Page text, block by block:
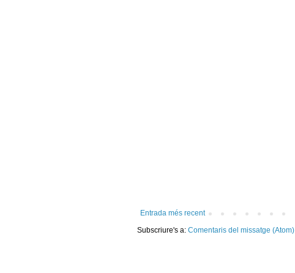
Entrada més recent
Subscriure's a: Comentaris del missatge (Atom)